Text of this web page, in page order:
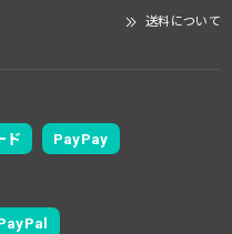
送料について
ド PayPay